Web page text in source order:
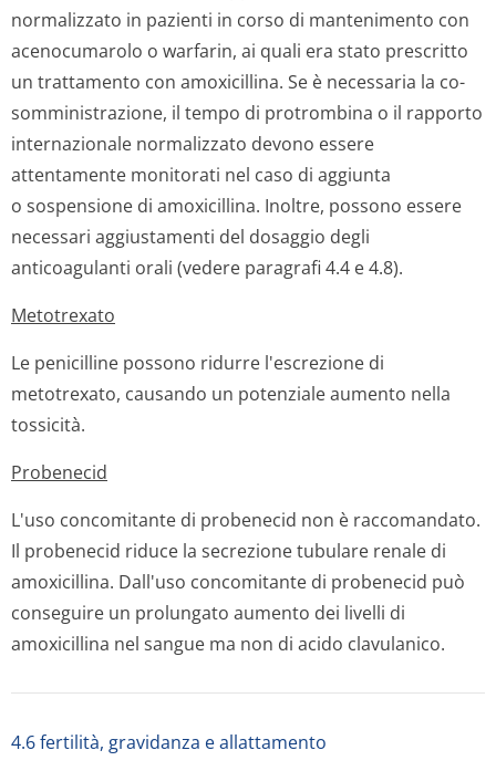
normalizzato in pazienti in corso di mantenimento con
acenocumarolo o warfarin, ai quali era stato prescritto
un trattamento con amoxicillina. Se è necessaria la co-
somministrazione, il tempo di protrombina o il rapporto
internazionale normalizzato devono essere
attentamente monitorati nel caso di aggiunta
o sospensione di amoxicillina. Inoltre, possono essere
necessari aggiustamenti del dosaggio degli
anticoagulanti orali (vedere paragrafi 4.4 e 4.8).
Metotrexato
Le penicilline possono ridurre l'escrezione di
metotrexato, causando un potenziale aumento nella
tossicità.
Probenecid
L'uso concomitante di probenecid non è raccomandato.
Il probenecid riduce la secrezione tubulare renale di
amoxicillina. Dall'uso concomitante di probenecid può
conseguire un prolungato aumento dei livelli di
amoxicillina nel sangue ma non di acido clavulanico.
4.6 fertilità, gravidanza e allattamento